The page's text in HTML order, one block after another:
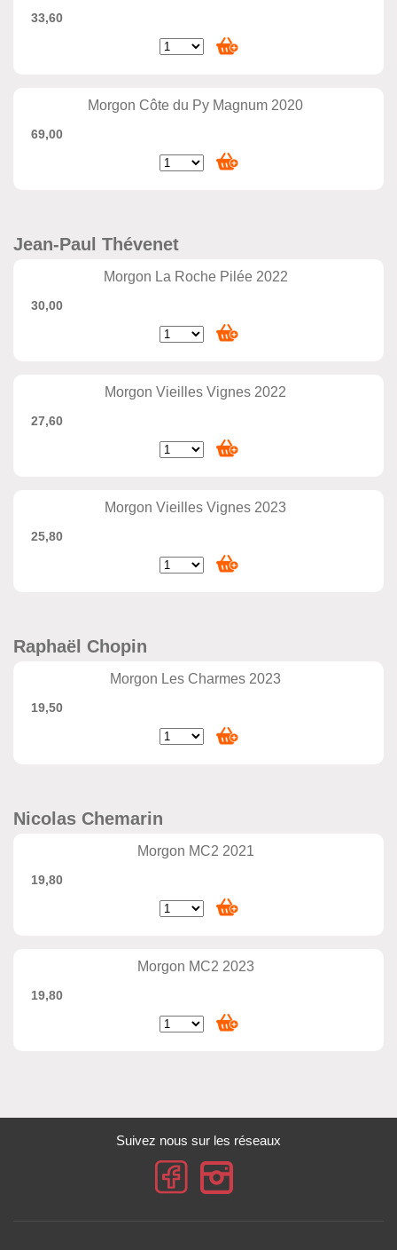
33,60
Morgon Côte du Py Magnum 2020
69,00
Jean-Paul Thévenet
Morgon La Roche Pilée 2022
30,00
Morgon Vieilles Vignes 2022
27,60
Morgon Vieilles Vignes 2023
25,80
Raphaël Chopin
Morgon Les Charmes 2023
19,50
Nicolas Chemarin
Morgon MC2 2021
19,80
Morgon MC2 2023
19,80
Suivez nous sur les réseaux